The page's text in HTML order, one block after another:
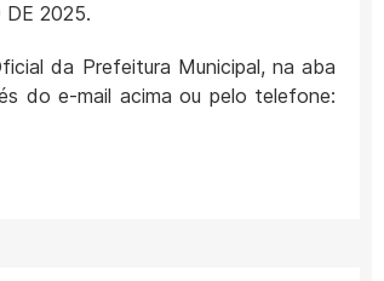
DE 2025.
da Prefeitura Municipal, na aba
do e-mail acima ou pelo telefone: